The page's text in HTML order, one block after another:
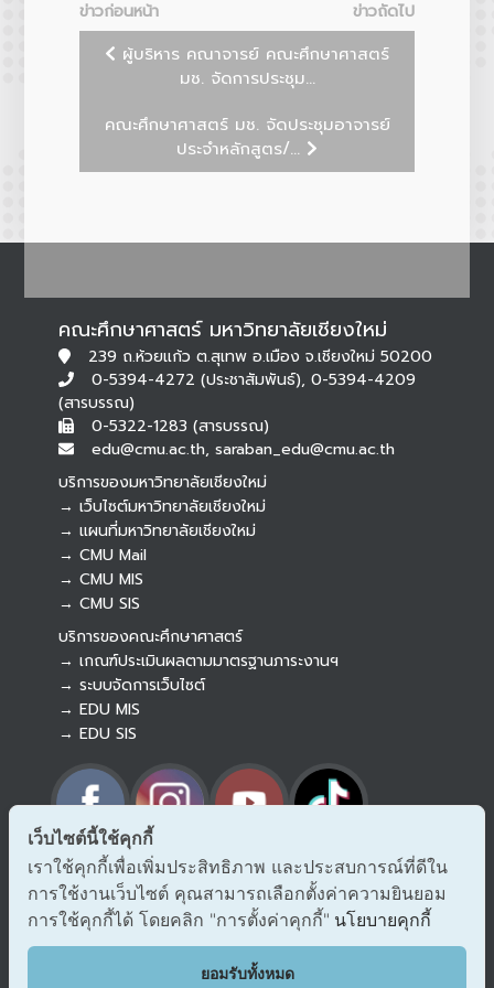
ข่าวก่อนหน้า
ข่าวถัดไป
ผู้บริหาร คณาจารย์ คณะศึกษาศาสตร์
มช. จัดการประชุม...
คณะศึกษาศาสตร์ มช. จัดประชุมอาจารย์
ประจำหลักสูตร/...
คณะศึกษาศาสตร์ มหาวิทยาลัยเชียงใหม่
239 ถ.ห้วยแก้ว ต.สุเทพ อ.เมือง จ.เชียงใหม่ 50200
0-5394-4272 (ประชาสัมพันธ์), 0-5394-4209
(สารบรรณ)
0-5322-1283 (สารบรรณ)
edu@cmu.ac.th, saraban_edu@cmu.ac.th
บริการของมหาวิทยาลัยเชียงใหม่
→ เว็บไซต์มหาวิทยาลัยเชียงใหม่
→ แผนที่มหาวิทยาลัยเชียงใหม่
→ CMU Mail
→ CMU MIS
→ CMU SIS
บริการของคณะศึกษาศาสตร์
→ เกณฑ์ประเมินผลตามมาตรฐานภาระงานฯ
→ ระบบจัดการเว็บไซต์
→ EDU MIS
→ EDU SIS
→ ร้องเรียนทุจริตและประพฤติมิชอบ
→ แจ้งเรื่องร้องออนไลน์ สำนักงาน ป.ป.ช.
→ รับเรื่องร้องเรียน/แจ้งเบาะแส สำนักงาน ป.ป.ท.
EDU VOC
แสดงความคิดเห็น/ข้อเสนอแนะ
Botnoi Assistant
Connecting…
เว็บไซต์นี้ใช้คุกกี้
เราใช้คุกกี้เพื่อเพิ่มประสิทธิภาพ และประสบการณ์ที่ดีใน
การใช้งานเว็บไซต์ คุณสามารถเลือกตั้งค่าความยินยอม
การใช้คุกกี้ได้ โดยคลิก "การตั้งค่าคุกกี้" นโยบายคุกกี้
ยอมรับทั้งหมด